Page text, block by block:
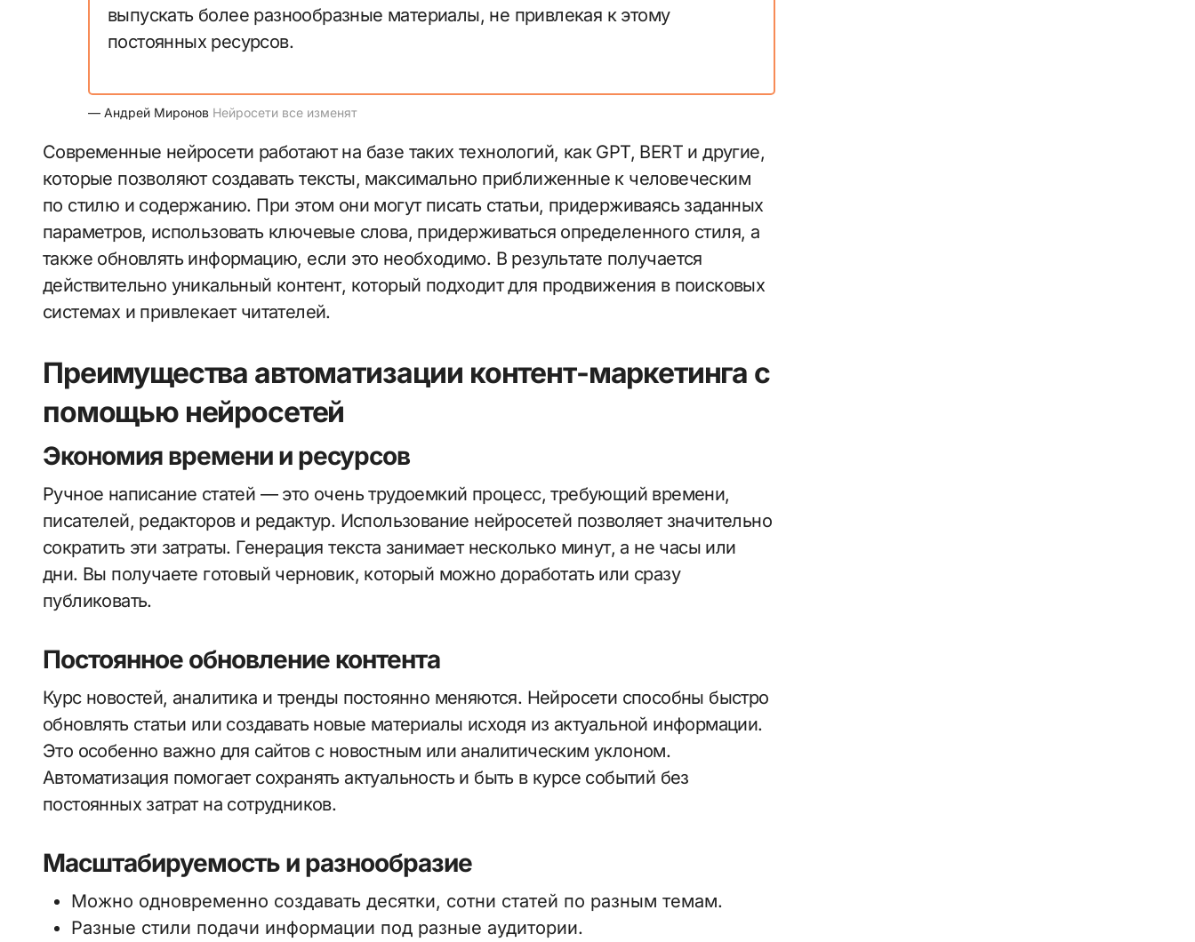
выпускать более разнообразные материалы, не привлекая к этому
постоянных ресурсов.
— Андрей Миронов Нейросети все изменят
Современные нейросети работают на базе таких технологий, как GPT, BERT и другие,
которые позволяют создавать тексты, максимально приближенные к человеческим
по стилю и содержанию. При этом они могут писать статьи, придерживаясь заданных
параметров, использовать ключевые слова, придерживаться определенного стиля, а
также обновлять информацию, если это необходимо. В результате получается
действительно уникальный контент, который подходит для продвижения в поисковых
системах и привлекает читателей.
Преимущества автоматизации контент-маркетинга с
помощью нейросетей
Экономия времени и ресурсов
Ручное написание статей — это очень трудоемкий процесс, требующий времени,
писателей, редакторов и редактур. Использование нейросетей позволяет значительно
сократить эти затраты. Генерация текста занимает несколько минут, а не часы или
дни. Вы получаете готовый черновик, который можно доработать или сразу
публиковать.
Постоянное обновление контента
Курс новостей, аналитика и тренды постоянно меняются. Нейросети способны быстро
обновлять статьи или создавать новые материалы исходя из актуальной информации.
Это особенно важно для сайтов с новостным или аналитическим уклоном.
Автоматизация помогает сохранять актуальность и быть в курсе событий без
постоянных затрат на сотрудников.
Масштабируемость и разнообразие
Можно одновременно создавать десятки, сотни статей по разным темам.
Разные стили подачи информации под разные аудитории.